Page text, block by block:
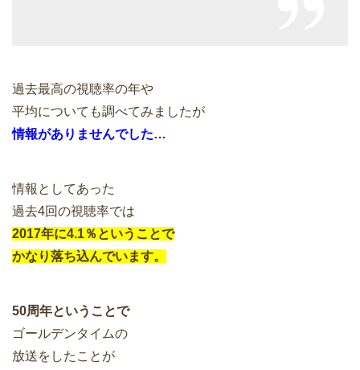
過去最高の視聴率の年や
平均についても調べてみましたが
情報がありませんでした…
情報としてあった
過去4回の視聴率では
2017年に4.1％ということで
かなり落ち込んでいます。
50周年ということで
ゴールデンタイムの
放送をしたことが